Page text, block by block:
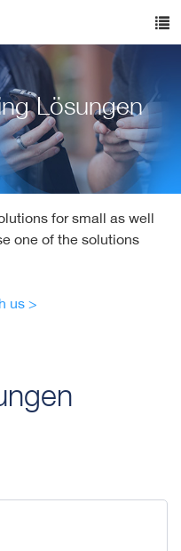
Lösungen
for small as well
one of the solutions
us >